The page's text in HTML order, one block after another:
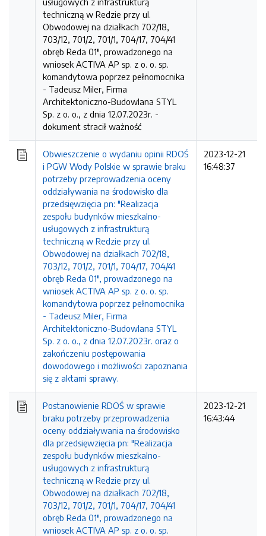
techniczną w Redzie przy ul.
Obwodowej na działkach 702/18,
703/12, 701/2, 701/1, 704/17, 704/41
obręb Reda 01", prowadzonego na
wniosek ACTIVA AP sp. z o. o. sp.
komandytowa poprzez pełnomocnika
- Tadeusz Miler, Firma
Architektoniczno-Budowlana STYL
Sp. z o. o., z dnia 12.07.2023r. -
dokument stracił ważność
Obwieszczenie o wydaniu opinii RDOŚ
i PGW Wody Polskie w sprawie braku
potrzeby przeprowadzenia oceny
oddziaływania na środowisko dla
przedsięwzięcia pn: "Realizacja
zespołu budynków mieszkalno-
usługowych z infrastrukturą
techniczną w Redzie przy ul.
Obwodowej na działkach 702/18,
703/12, 701/2, 701/1, 704/17, 704/41
obręb Reda 01", prowadzonego na
wniosek ACTIVA AP sp. z o. o. sp.
komandytowa poprzez pełnomocnika
- Tadeusz Miler, Firma
Architektoniczno-Budowlana STYL
Sp. z o. o., z dnia 12.07.2023r. oraz o
zakończeniu postępowania
dowodowego i możliwości zapoznania
się z aktami sprawy.
2023-12-21
16:48:37
Postanowienie RDOŚ w sprawie
braku potrzeby przeprowadzenia
oceny oddziaływania na środowisko
dla przedsięwzięcia pn: "Realizacja
zespołu budynków mieszkalno-
usługowych z infrastrukturą
techniczną w Redzie przy ul.
Obwodowej na działkach 702/18,
703/12, 701/2, 701/1, 704/17, 704/41
obręb Reda 01", prowadzonego na
wniosek ACTIVA AP sp. z o. o. sp.
2023-12-21
16:43:44